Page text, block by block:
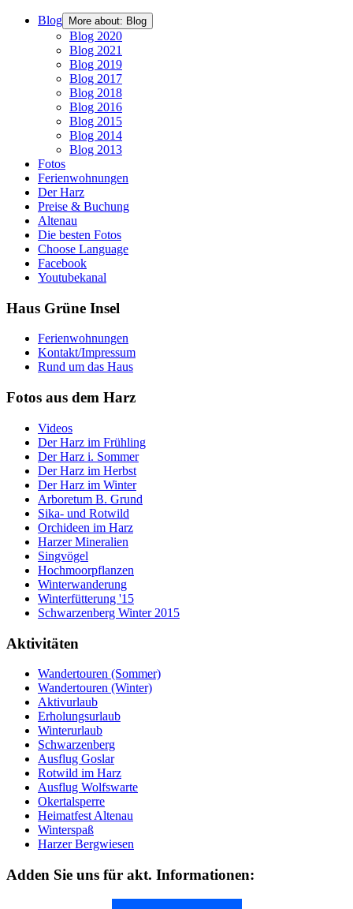
Blog More about: Blog
Blog 2020
Blog 2021
Blog 2019
Blog 2017
Blog 2018
Blog 2016
Blog 2015
Blog 2014
Blog 2013
Fotos
Ferienwohnungen
Der Harz
Preise & Buchung
Altenau
Die besten Fotos
Choose Language
Facebook
Youtubekanal
Haus Grüne Insel
Ferienwohnungen
Kontakt/Impressum
Rund um das Haus
Fotos aus dem Harz
Videos
Der Harz im Frühling
Der Harz i. Sommer
Der Harz im Herbst
Der Harz im Winter
Arboretum B. Grund
Sika- und Rotwild
Orchideen im Harz
Harzer Mineralien
Singvögel
Hochmoorpflanzen
Winterwanderung
Winterfütterung '15
Schwarzenberg Winter 2015
Aktivitäten
Wandertouren (Sommer)
Wandertouren (Winter)
Aktivurlaub
Erholungsurlaub
Winterurlaub
Schwarzenberg
Ausflug Goslar
Rotwild im Harz
Ausflug Wolfswarte
Okertalsperre
Heimatfest Altenau
Winterspaß
Harzer Bergwiesen
Adden Sie uns für akt. Informationen: